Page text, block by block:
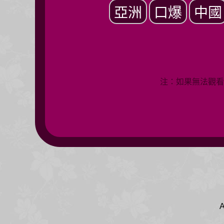
亞洲 口爆 中國
注：如果無法觀